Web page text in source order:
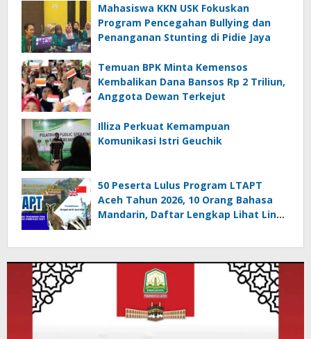
Mahasiswa KKN USK Fokuskan
Program Pencegahan Bullying dan
Penanganan Stunting di Pidie Jaya
Temuan BPK Minta Kemensos
Kembalikan Dana Bansos Rp 2 Triliun,
Anggota Dewan Terkejut
Illiza Perkuat Kemampuan
Komunikasi Istri Geuchik
50 Peserta Lulus Program LTAPT
Aceh Tahun 2026, 10 Orang Bahasa
Mandarin, Daftar Lengkap Lihat Link